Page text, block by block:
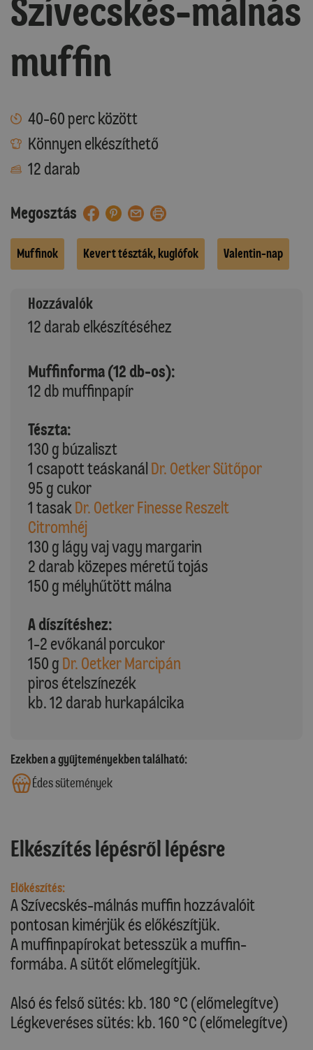
Szívecskés-málnás
muffin
40-60 perc között
Könnyen elkészíthető
12 darab
Megosztás
Muffinok Kevert tészták, kuglófok Valentin-nap
Hozzávalók
12 darab elkészítéséhez
Muffinforma (12 db-os):
12 db muffinpapír
Tészta:
130 g búzaliszt
1 csapott teáskanálDr. Oetker Sütőpor
95 g cukor
1 tasak Dr. Oetker Finesse Reszelt
Citromhéj
130 g lágy vaj vagy margarin
2 darab közepes méretű tojás
150 g mélyhűtött málna
A díszítéshez:
1-2 evőkanál porcukor
150 g Dr. Oetker Marcipán
piros ételszínezék
kb. 12 darab hurkapálcika
Ezekben a gyűjteményekben található:
Édes sütemények
Elkészítés lépésről lépésre
Előkészítés:
A Szívecskés-málnás muffin hozzávalóit
pontosan kimérjük és előkészítjük.
A muffinpapírokat betesszük a muffin-
formába. A sütőt előmelegítjük.
Alsó és felső sütés: kb. 180 °C (előmelegítve)
Légkeveréses sütés: kb. 160 °C (előmelegítve)